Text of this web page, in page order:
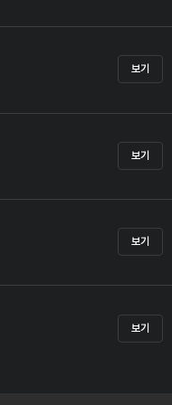
보기
보기
보기
보기